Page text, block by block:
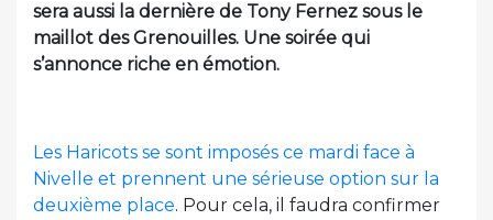
sera aussi la dernière de Tony Fernez sous le
maillot des Grenouilles. Une soirée qui
s’annonce riche en émotion.
Les Haricots se sont imposés ce mardi face à
Nivelle et prennent une sérieuse option sur la
deuxième place. Pour cela, il faudra confirmer